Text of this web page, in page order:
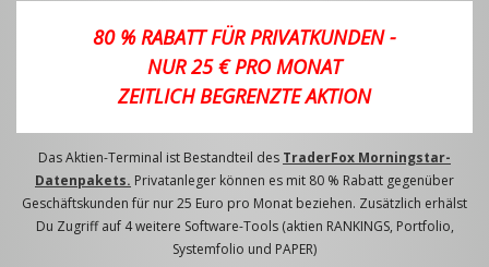
80 % RABATT FÜR PRIVATKUNDEN -
NUR 25 € PRO MONAT
ZEITLICH BEGRENZTE AKTION
Das Aktien-Terminal ist Bestandteil des TraderFox Morningstar-
Datenpakets. Privatanleger können es mit 80 % Rabatt gegenüber
Geschäftskunden für nur 25 Euro pro Monat beziehen. Zusätzlich erhälst
Du Zugriff auf 4 weitere Software-Tools (aktien RANKINGS, Portfolio,
Systemfolio und PAPER)